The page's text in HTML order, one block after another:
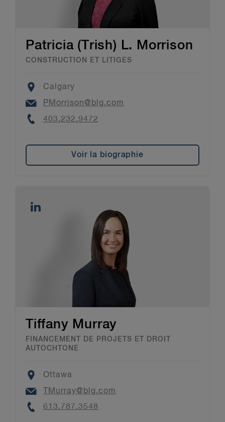
Patricia (Trish) L. Morrison
CONSTRUCTION ET LITIGES
Location
Calgary
Email
PMorrison@blg.com
Phone
403.232.9472
Voir la biographie
Tiffany Murray
FINANCEMENT DE PROJETS ET DROIT
AUTOCHTONE
Location
Ottawa
EmailTMurray@blg.com
Phone
613.787.3548